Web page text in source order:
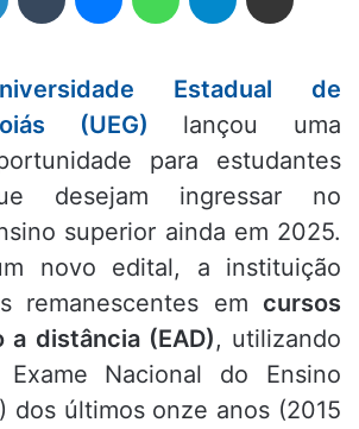
Estadual de
(UEG) lançou uma
para estudantes
desejam ingressar no
superior ainda em 2025.
novo edital, a instituição
remanescentes em cursos
a distância (EAD), utilizando
Nacional do Ensino
dos últimos onze anos (2015